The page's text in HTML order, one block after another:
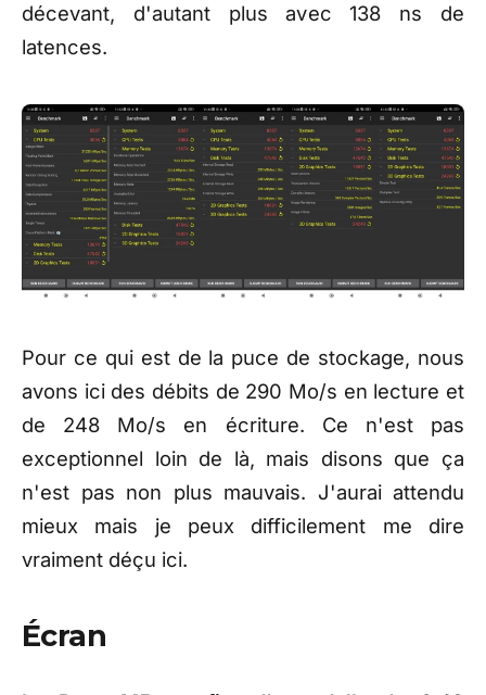
décevant, d'autant plus avec 138 ns de
latences.
Pour ce qui est de la puce de stockage, nous
avons ici des débits de 290 Mo/s en lecture et
de 248 Mo/s en écriture. Ce n'est pas
exceptionnel loin de là, mais disons que ça
n'est pas non plus mauvais. J'aurai attendu
mieux mais je peux difficilement me dire
vraiment déçu ici.
Écran